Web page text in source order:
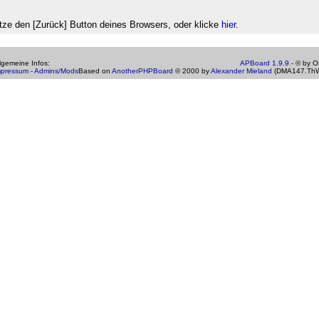
den [Zurück] Button deines Browsers, oder klicke hier.
Infos:
-Admins/Mods
APBoard 1.9.9 - © by
Based on AnotherPHPBoard © 2000 byAlexander Mieland